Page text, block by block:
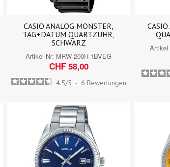
CASIO ANALOG MONSTER,
TAG+DATUM QUARTZUHR,
SCHWARZ
Artikel Nr: MRW-200H-1BVEG
CHF 58,00
4.5/5 - 6 Bewertungen
Artikel